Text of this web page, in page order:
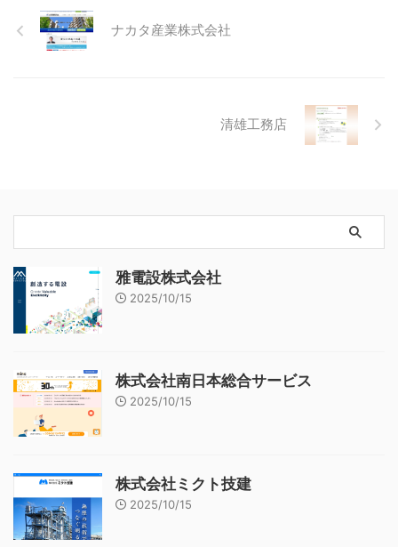
ナカタ産業株式会社
清雄工務店
雅電設株式会社
2025/10/15
株式会社南日本総合サービス
2025/10/15
株式会社ミクト技建
2025/10/15